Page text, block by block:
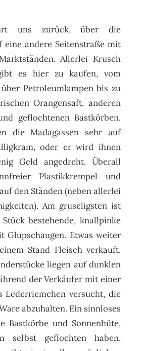
uns zurück, über die
eine andere Seitenstraße mit
Allerlei Krusch
es hier zu kaufen, vom
Petroleumlampen bis zu
Orangensaft, anderen
geflochtenen Bastkörben.
die Madagassen sehr auf
oder er wird ihnen
Geld angedreht. Überall
Plastikkrempel und
den Ständen (neben allerlei
Am gruseligsten ist
bestehende, knallpinke
Glupschaugen. Etwas weiter
Stand Fleisch verkauft.
liegen auf dunklen
der Verkäufer mit einer
Lederriemchen versucht, die
abzuhalten. Ein sinnloses
Bastkörbe und Sonnenhüte,
selbst geflochten haben,